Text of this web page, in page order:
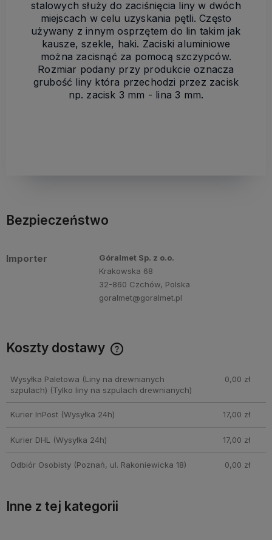
stalowych służy do zaciśnięcia liny w dwóch
miejscach w celu uzyskania pętli. Często
używany z innym osprzętem do lin takim jak
kausze, szekle, haki. Zaciski aluminiowe
można zacisnąć za pomocą szczypców.
Rozmiar podany przy produkcie oznacza
grubość liny która przechodzi przez zacisk
np. zacisk 3 mm - lina 3 mm.
Bezpieczeństwo
Importer
Góralmet Sp. z o.o.
Krakowska 68
32-860 Czchów, Polska
goralmet@goralmet.pl
Koszty dostawy
Wysyłka Paletowa (Liny na drewnianych
szpulach) (Tylko liny na szpulach drewnianych)
0,00 zł
Kurier InPost(Wysyłka 24h) 17,00 zł
Kurier DHL (Wysyłka 24h) 17,00 zł
Odbiór Osobisty(Poznań, ul. Rakoniewicka 18) 0,00 zł
Inne z tej kategorii